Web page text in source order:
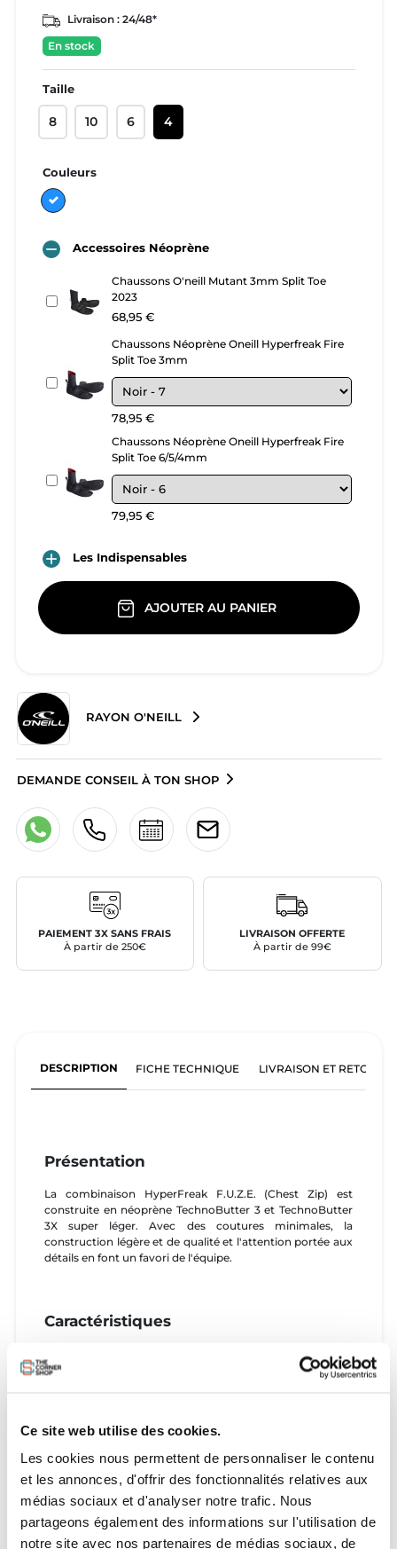
Ce site web utilise des cookies.
Les cookies nous permettent de personnaliser le contenu
et les annonces, d'offrir des fonctionnalités relatives aux
médias sociaux et d'analyser notre trafic. Nous
partageons également des informations sur l'utilisation de
notre site avec nos partenaires de médias sociaux, de
Livraison : 24/48*
En stock
Taille
8 10 6 4
Couleurs
Bleu
 Accessoires Néoprène
Chaussons O'neill Mutant 3mm Split Toe
2023
68,95 €
Chaussons Néoprène Oneill Hyperfreak Fire
Split Toe 3mm
78,95 €
Chaussons Néoprène Oneill Hyperfreak Fire
Split Toe 6/5/4mm
79,95 €
 Les Indispensables
AJOUTER AU PANIER
RAYON O'NEILL
DEMANDE CONSEIL À TON SHOP
PAIEMENT 3X SANS FRAIS
À partir de 250€
LIVRAISON OFFERTE
À partir de 99€
DESCRIPTION FICHE TECHNIQUE LIVRAISON ET RETOURS
Présentation
La combinaison HyperFreak F.U.Z.E. (Chest Zip) est
construite en néoprène TechnoButter 3 et TechnoButter
3X super léger. Avec des coutures minimales, la
construction légère et de qualité et l'attention portée aux
détails en font un favori de l'équipe.
Caractéristiques
- Conception à coutures minimales
- Bras/Épaules : TechnoButter 3X
encore plus de chaleur
- Lamination néoprène sans solvant Aqua Alpha
Taille
Hauteur